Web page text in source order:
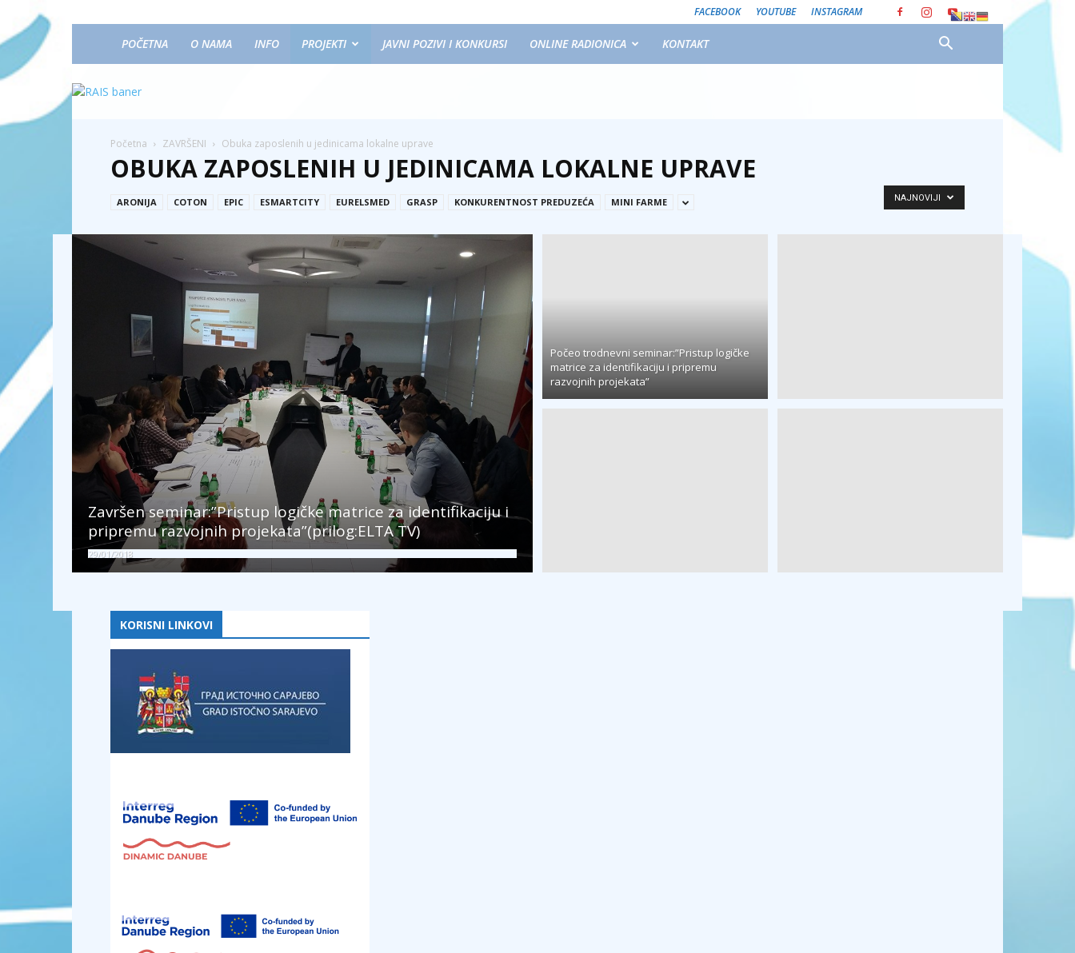
FACEBOOK YOUTUBE INSTAGRAM
POČETNA O NAMA INFO PROJEKTI JAVNI POZIVI I KONKURSI ONLINE RADIONICA KONTAKT
Početna ZAVRŠENI Obuka zaposlenih u jedinicama lokalne uprave
OBUKA ZAPOSLENIH U JEDINICAMA LOKALNE UPRAVE
ARONIJA COTON EPIC ESMARTCITY EURELSMED GRASP KONKURENTNOST PREDUZEĆA MINI FARME NAJNOVIJI
Završen seminar:”Pristup logičke matrice za identifikaciju i
pripremu razvojnih projekata”(prilog:ELTA TV)
29/01/2018
Počeo trodnevni seminar:”Pristup logičke
matrice za identifikaciju i pripremu
razvojnih projekata”
KORISNI LINKOVI